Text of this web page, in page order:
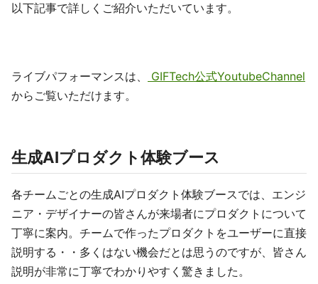
以下記事で詳しくご紹介いただいています。
ライブパフォーマンスは、
GIFTech公式YoutubeChannel
からご覧いただけます。
生成AIプロダクト体験ブース
各チームごとの生成AIプロダクト体験ブースでは、エンジ
ニア・デザイナーの皆さんが来場者にプロダクトについて
丁寧に案内。チームで作ったプロダクトをユーザーに直接
説明する・・多くはない機会だとは思うのですが、皆さん
説明が非常に丁寧でわかりやすく驚きました。